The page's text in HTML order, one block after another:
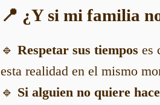
📍 ¿Y si mi familia
🔹 Respetar sus tiempos es
esta realidad en el mismo
🔹 Si alguien no quiere